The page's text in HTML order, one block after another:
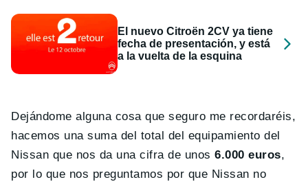
El nuevo Citroën 2CV ya tiene
fecha de presentación, y está
a la vuelta de la esquina
Dejándome alguna cosa que seguro me recordaréis,
hacemos una suma del total del equipamiento del
Nissan que nos da una cifra de unos6.000 euros,
por lo que nos preguntamos por que Nissan no